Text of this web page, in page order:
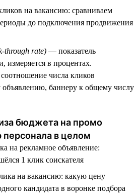
на вакансию: сравниваем
до подключения продвижения
through rate) — показатель
измеряется в процентах.
числа кликов
баннеру к общему числу
бюджета на промо
персонала в целом
на рекламное объявление:
1 клик соискателя
на вакансию: какую цену
кандидата в воронке подбора